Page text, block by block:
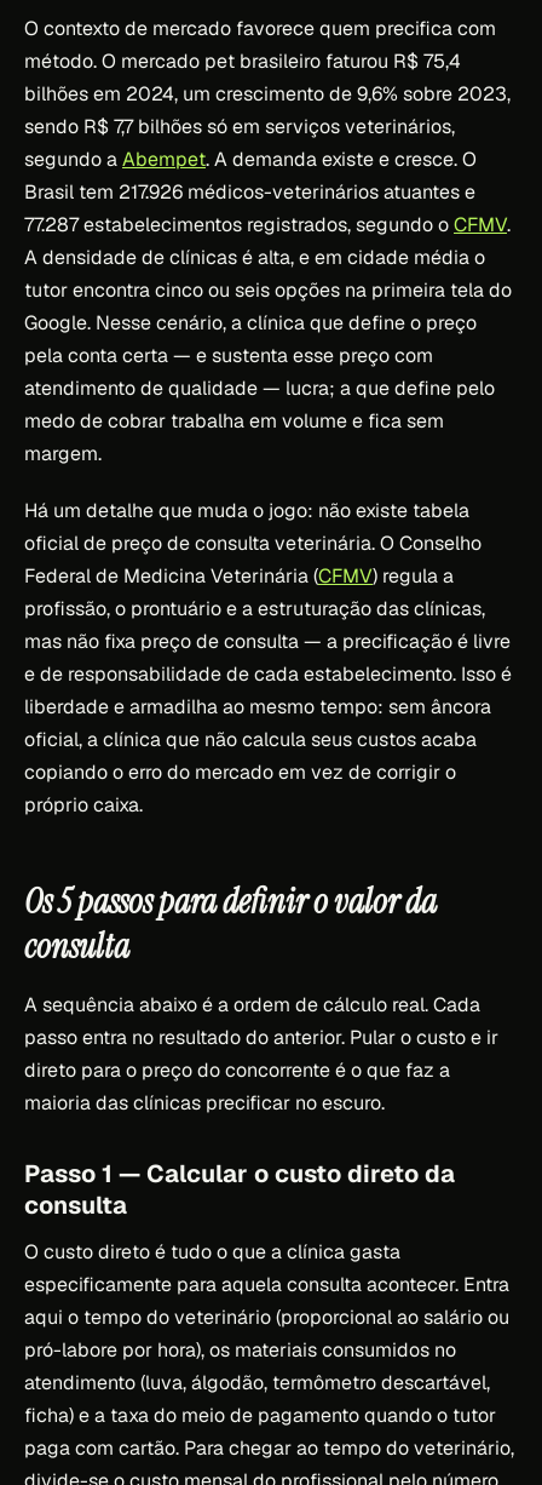
O contexto de mercado favorece quem precifica com
método. O mercado pet brasileiro faturou R$ 75,4
bilhões em 2024, um crescimento de 9,6% sobre 2023,
sendo R$ 7,7 bilhões só em serviços veterinários,
segundo aAbempet. A demanda existe e cresce. O
Brasil tem 217.926 médicos-veterinários atuantes e
77.287 estabelecimentos registrados, segundo oCFMV.
A densidade de clínicas é alta, e em cidade média o
tutor encontra cinco ou seis opções na primeira tela do
Google. Nesse cenário, a clínica que define o preço
pela conta certa — e sustenta esse preço com
atendimento de qualidade — lucra; a que define pelo
medo de cobrar trabalha em volume e fica sem
margem.
Há um detalhe que muda o jogo: não existe tabela
oficial de preço de consulta veterinária. O Conselho
Federal de Medicina Veterinária (CFMV) regula a
profissão, o prontuário e a estruturação das clínicas,
mas não fixa preço de consulta — a precificação é livre
e de responsabilidade de cada estabelecimento. Isso é
liberdade e armadilha ao mesmo tempo: sem âncora
oficial, a clínica que não calcula seus custos acaba
copiando o erro do mercado em vez de corrigir o
próprio caixa.
Os 5 passos para definir o valor da
consulta
A sequência abaixo é a ordem de cálculo real. Cada
passo entra no resultado do anterior. Pular o custo e ir
direto para o preço do concorrente é o que faz a
maioria das clínicas precificar no escuro.
Passo 1 — Calcular o custo direto da
consulta
O custo direto é tudo o que a clínica gasta
especificamente para aquela consulta acontecer. Entra
aqui o tempo do veterinário (proporcional ao salário ou
pró-labore por hora), os materiais consumidos no
atendimento (luva, álgodão, termômetro descartável,
ficha) e a taxa do meio de pagamento quando o tutor
paga com cartão. Para chegar ao tempo do veterinário,